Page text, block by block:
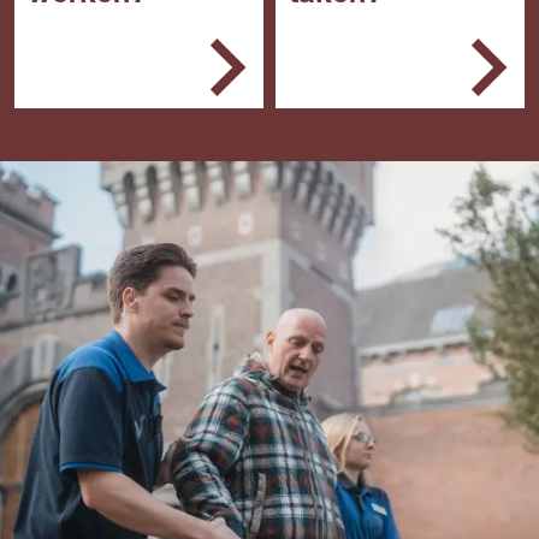
Allerlei soorten bedrijven
mobiele surveillance,
receptiediensten,
particuliere
alarmcentrales, advies-,
recherche- en
schadeonderzoekbureau
s, evenementen- of
luchthavenbeveiliging.
Je voert toegangs- en
uitgangscontroles uit
Je surveilleert en
ongewenst gedrag
Je biedt service en
verleent hulp als dat
nodig is.